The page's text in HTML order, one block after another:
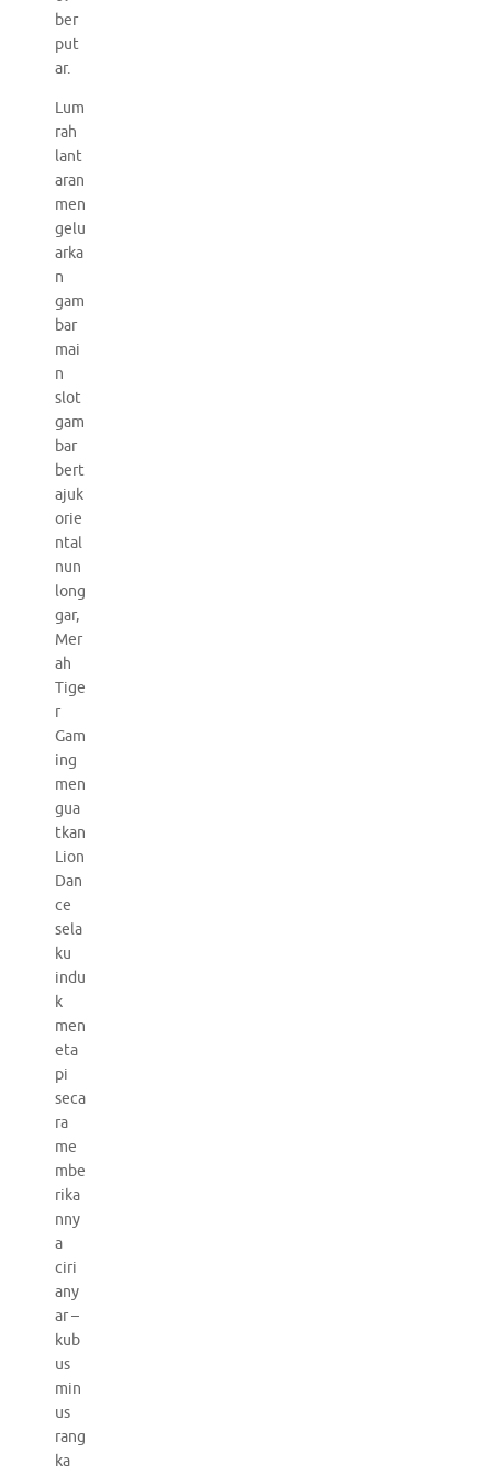
ber
put
ar.
Lum
rah
lant
aran
men
gelu
arka
n
gam
bar
mai
n
slot
gam
bar
bert
ajuk
orie
ntal
nun
long
gar,
Mer
ah
Tige
r
Gam
ing
men
gua
tkan
Lion
Dan
ce
sela
ku
indu
k
men
eta
pi
seca
ra
me
mbe
rika
nny
a
ciri
any
ar –
kub
us
min
us
rang
ka